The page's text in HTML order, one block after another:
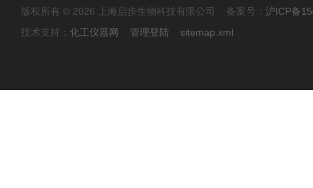
版权所有 © 2026 上海启步生物科技有限公司 备案号： 沪ICP备
技术支持： 化工仪器网 管理登陆 sitemap.xml